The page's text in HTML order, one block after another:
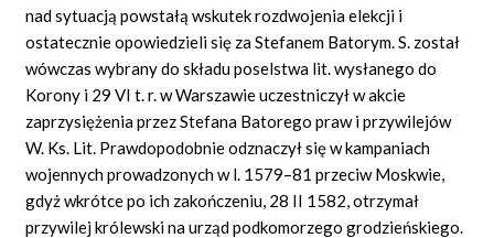
nad sytuacją powstałą wskutek rozdwojenia elekcji i
ostatecznie opowiedzieli się za Stefanem Batorym. S. został
wówczas wybrany do składu poselstwa lit. wysłanego do
Korony i 29 VI t. r. w Warszawie uczestniczył w akcie
zaprzysiężenia przez Stefana Batorego praw i przywilejów
W. Ks. Lit. Prawdopodobnie odznaczył się w kampaniach
wojennych prowadzonych w l. 1579–81 przeciw Moskwie,
gdyż wkrótce po ich zakończeniu, 28 II 1582, otrzymał
przywilej królewski na urząd podkomorzego grodzieńskiego.